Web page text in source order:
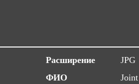
Расширение
JPG
ФИО